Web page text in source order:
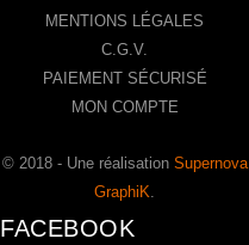
MENTIONS LÉGALES
C.G.V.
PAIEMENT SÉCURISÉ
MON COMPTE
© 2018 - Une réalisation Supernova
GraphiK
FACEBOOK